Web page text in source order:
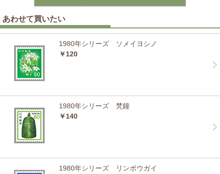
あわせて買いたい
1980年シリーズ ソメイヨシノ
￥120
1980年シリーズ 梵鐘
￥140
1980年シリーズ リンボウガイ